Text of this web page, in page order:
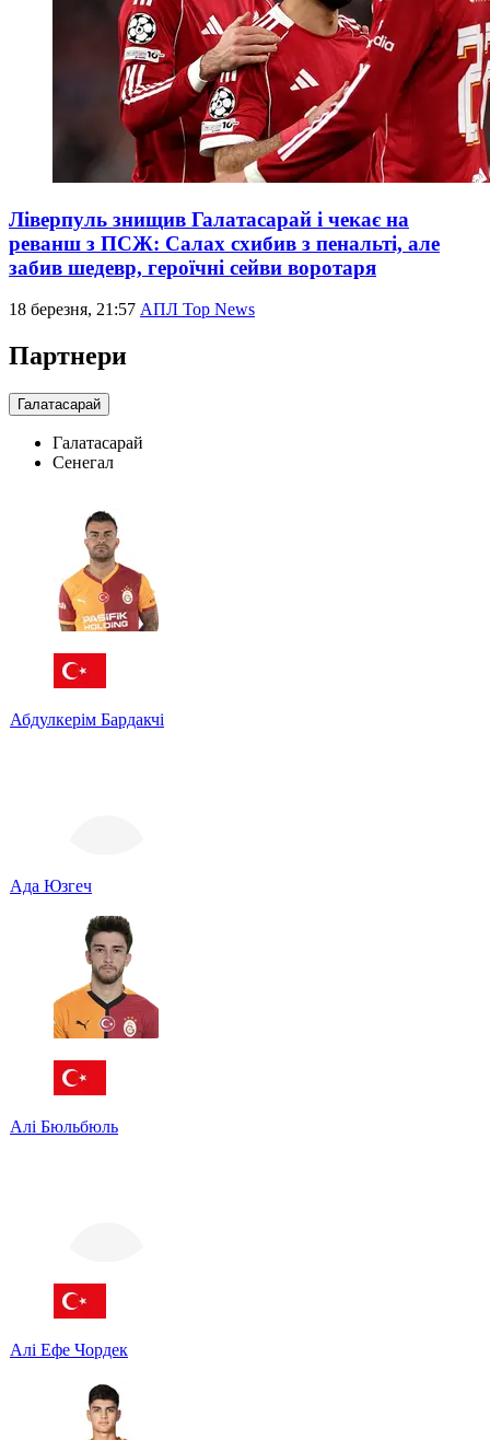
Ліверпуль знищив Галатасарай і чекає на
реванш з ПСЖ: Салах схибив з пенальті, але
забив шедевр, героїчні сейви воротаря
18 березня, 21:57 АПЛ Top News
Партнери
Галатасарай
Галатасарай
Сенегал
Абдулкерім Бардакчі
Ада Юзгеч
Алі Бюльбюль
Алі Ефе Чордек